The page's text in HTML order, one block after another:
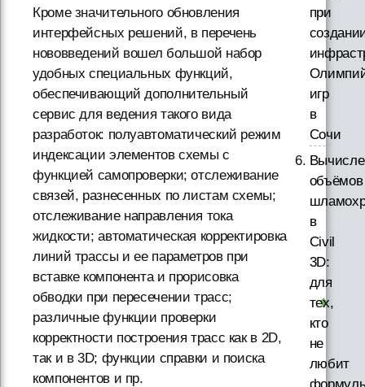
Кроме значительного обновления
интерфейсных решений, в перечень
нововведений вошел большой набор
удобных специальных функций,
обеспечивающий дополнительный
сервис для ведения такого вида
разработок: полуавтоматический режим
индексации элементов схемы с
функцией самопроверки; отслеживание
связей, разнесенных по листам схемы;
отслеживание направления тока
жидкости; автоматическая корректировка
линий трассы и ее параметров при
вставке компонента и прорисовка
обводки при пересечении трасс;
различные функции проверки
корректности построения трасс как в 2D,
так и в 3D; функции справки и поиска
компонентов и пр.
при
игр
в
Сочи
объёмов
в
Civil
3D:
для
тех,
кто
не
любит